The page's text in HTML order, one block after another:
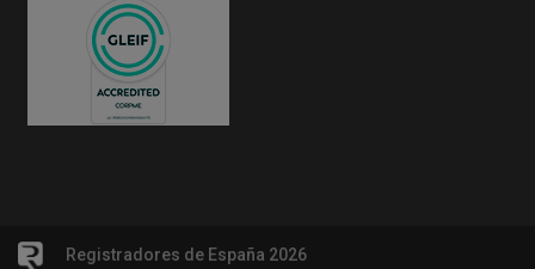
Registradores de España 2026